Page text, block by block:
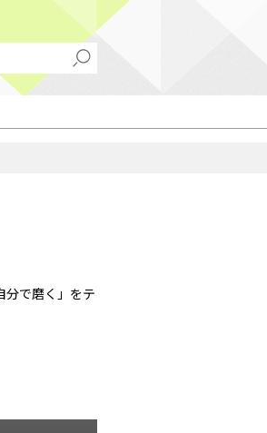
分で磨く」をテ